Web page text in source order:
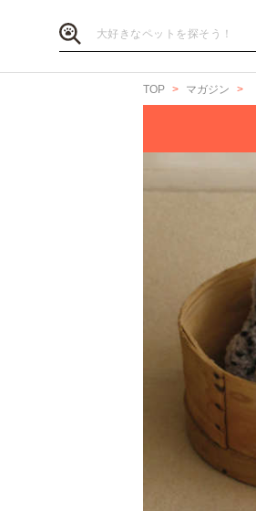
TOP マガジン